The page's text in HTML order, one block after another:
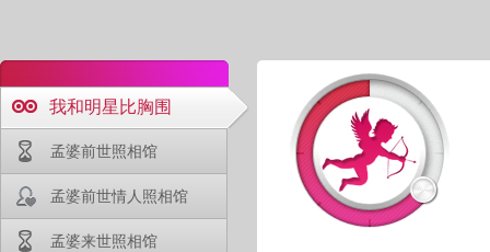
我和明星比胸围
孟婆前世照相馆
孟婆前世情人照相馆
孟婆来世照相馆